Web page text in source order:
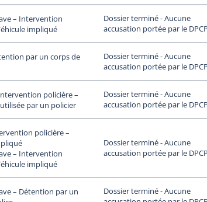
– Intervention
impliqué
Dossier terminé - Aucune
accusation portée par le DPCP
par un corps de
Dossier terminé - Aucune
accusation portée par le DPCP
policière –
par un policier
Dossier terminé - Aucune
accusation portée par le DPCP
policière –
– Intervention
impliqué
Dossier terminé - Aucune
accusation portée par le DPCP
– Détention par un
Dossier terminé - Aucune